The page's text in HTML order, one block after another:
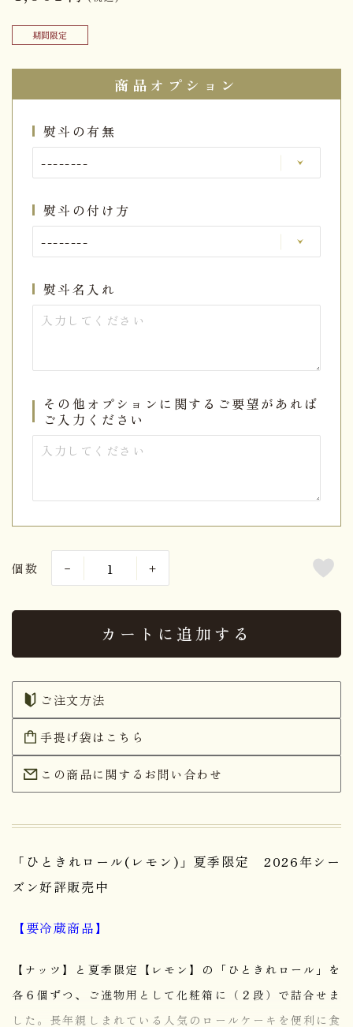
期間限定
商品オプション
熨斗の有無
熨斗の付け方
熨斗名入れ
その他オプションに関するご要望があれば
ご入力ください
個数
カートに追加する
ご注文方法
手提げ袋はこちら
この商品に関するお問い合わせ
「ひときれロール(レモン) 」夏季限定 2026年シー
ズン好評販売中
【要冷蔵商品】
【ナッツ】と夏季限定【レモン】の「ひときれロール」を
各６個ずつ、ご進物用として化粧箱に（２段）で詰合せま
した。長年親しまれている人気のロールケーキを便利に食